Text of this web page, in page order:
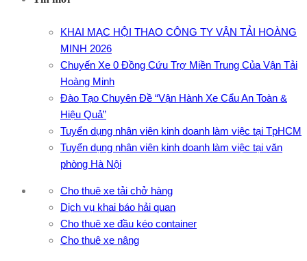
KHAI MẠC HỘI THAO CÔNG TY VẬN TẢI HOÀNG
MINH 2026
Chuyến Xe 0 Đồng Cứu Trợ Miền Trung Của Vận Tải
Hoàng Minh
Đào Tạo Chuyên Đề “Vận Hành Xe Cẩu An Toàn &
Hiệu Quả”
Tuyển dụng nhân viên kinh doanh làm việc tại TpHCM
Tuyển dụng nhân viên kinh doanh làm việc tại văn
phòng Hà Nội
Cho thuê xe tải chở hàng
Dịch vụ khai báo hải quan
Cho thuê xe đầu kéo container
Cho thuê xe nâng